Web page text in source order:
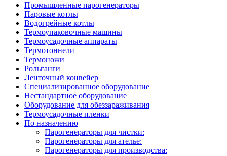
Промышленные парогенераторы
Паровые котлы
Водогрейные котлы
Термоупаковочные машины
Термоусадочные аппараты
Термотоннели
Термоножи
Рольганги
Ленточный конвейер
Специализированное оборудование
Нестандартное оборудование
Оборудование для обеззараживания
Термоусадочные пленки
По назначению
Парогенераторы для чистки:
Парогенераторы для ателье:
Парогенераторы для производства: